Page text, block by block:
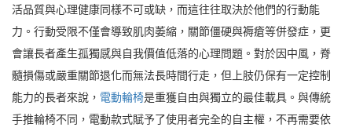
活品質與心理健康同樣不可或缺，而這往往取決於他們的行動能
力。行動受限不僅會導致肌肉萎縮，關節僵硬與褥瘡等併發症，更
會讓長者產生孤獨感與自我價值低落的心理問題。對於因中風，脊
髓損傷或嚴重關節退化而無法長時間行走，但上肢仍保有一定控制
能力的長者來說， 電動輪椅是重獲自由與獨立的最佳載具。與傳統
手推輪椅不同，電動款式賦予了使用者完全的自主權，不再需要依